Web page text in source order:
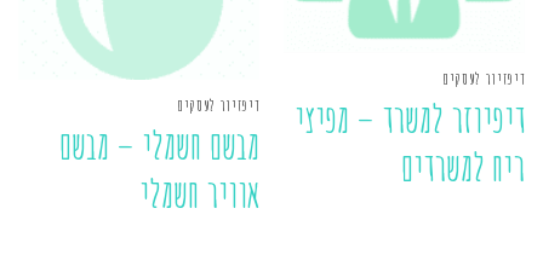
דיפזיור לעסקים
דיפיוזר למשרד – מפיצי
ריח למשרדים
דיפזיור לעסקים
מבשם חשמלי – מבשם
אוויר חשמלי